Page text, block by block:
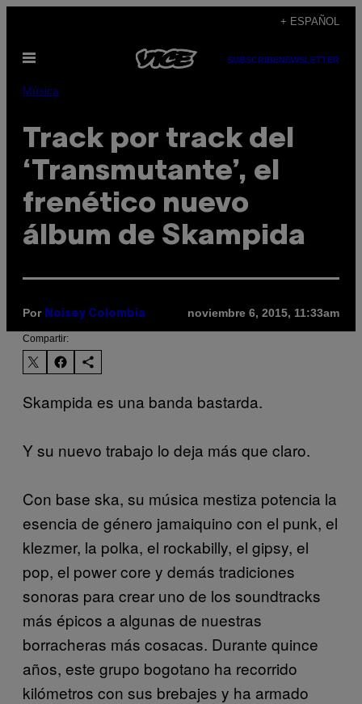
contenido
+ ESPAÑOL
Abrir
SUBSCRIBENEWSLETTER
Música
Track por track del
‘Transmutante’, el
frenético nuevo
álbum de Skampida
Por Noisey Colombia noviembre 6, 2015, 11:33am
Compartir:
Skampida es una banda bastarda.
Y su nuevo trabajo lo deja más que claro.
Con base ska, su música mestiza potencia la
esencia de género jamaiquino con el punk, el
klezmer, la polka, el rockabilly, el gipsy, el
pop, el power core y demás tradiciones
sonoras para crear uno de los soundtracks
más épicos a algunas de nuestras
borracheras más cosacas. Durante quince
años, este grupo bogotano ha recorrido
kilómetros con sus brebajes y ha armado